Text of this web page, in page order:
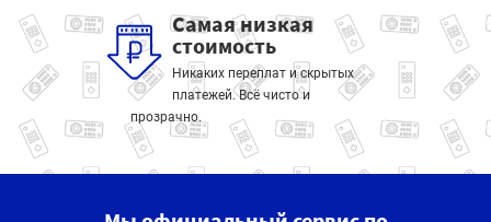
Самая низкая
стоимость
Никаких переплат и скрытых
платежей. Всё чисто и
прозрачно.